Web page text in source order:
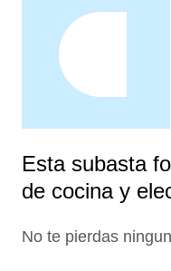
Esta subasta
de cocina y
No te pierdas